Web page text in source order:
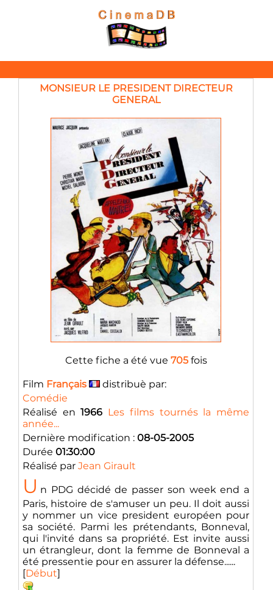
MONSIEUR LE PRESIDENT DIRECTEUR
GENERAL
Cette fiche a été vue 705fois
Film Français
distribuè par:
Comédie
Réalisé en1966 Les films tournés la même
année...
Dernière modification : 08-05-2005
Durée 01:30:00
Réalisé par Jean Girault
U n PDG décidé de passer son week end a
Paris, histoire de s'amuser un peu. Il doit aussi
y nommer un vice president européen pour
sa société. Parmi les prétendants, Bonneval,
qui l'invité dans sa propriété. Est invite aussi
un étrangleur, dont la femme de Bonneval a
été pressentie pour en assurer la défense......
[Début]